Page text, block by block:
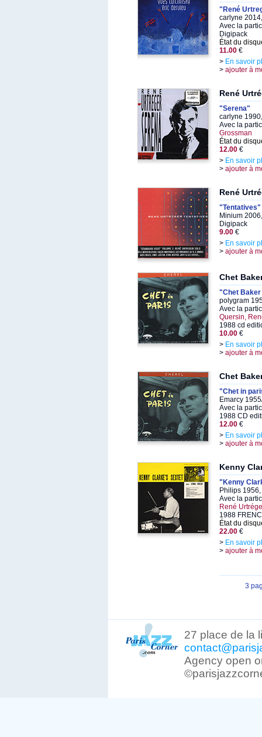
"René
carlyne
Avec la
Digipack
État du
11.00 €
> En savoir
> ajouter à
René
"Serena"
carlyne
Avec la
Grossman
État du
12.00 €
> En savoir
> ajouter à
René
"Tentatives"
Minium
Digipack
9.00 €
> En savoir
> ajouter à
Chet
"Chet
polygram
Avec la
Quersin,
1988 cd
10.00 €
> En savoir
> ajouter à
Chet
"Chet in
Emarcy
Avec la
1988 CD
12.00 €
> En savoir
> ajouter à
Kenny
"Kenny
Philips
Avec la
René
1988
État du
22.00 €
> En savoir
> ajouter à
3
27 place de la
Agency open